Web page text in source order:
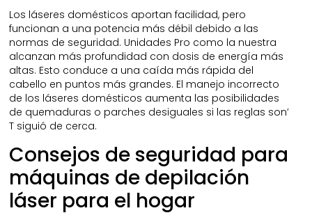
Los láseres domésticos aportan facilidad, pero
funcionan a una potencia más débil debido a las
normas de seguridad. Unidades Pro como la nuestra
alcanzan más profundidad con dosis de energía más
altas. Esto conduce a una caída más rápida del
cabello en puntos más grandes. El manejo incorrecto
de los láseres domésticos aumenta las posibilidades
de quemaduras o parches desiguales si las reglas son’
T siguió de cerca.
Consejos de seguridad para
máquinas de depilación
láser para el hogar